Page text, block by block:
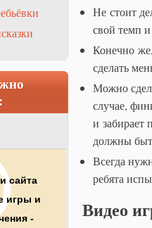
Не стоит
свой темп
Конечно
сделать
Можно
случае,
и забирает
должны
Всегда
ребята
Видео
сайта
игры и
-